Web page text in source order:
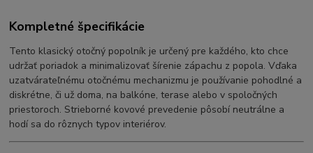
Kompletné špecifikácie
Tento klasický otočný popolník je určený pre každého, kto chce
udržať poriadok a minimalizovať šírenie zápachu z popola. Vďaka
uzatvárateľnému otočnému mechanizmu je používanie pohodlné a
diskrétne, či už doma, na balkóne, terase alebo v spoločných
priestoroch. Strieborné kovové prevedenie pôsobí neutrálne a
hodí sa do rôznych typov interiérov.